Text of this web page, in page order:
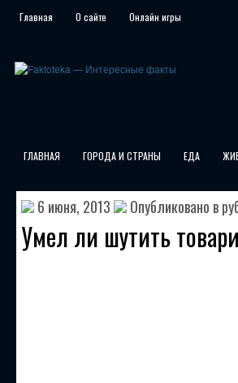
Главная О сайте Онлайн игры
ГЛАВНАЯ ГОРОДА И СТРАНЫ ЕДА
6 июня, 2013 Опубликовано в
Умел ли шутить